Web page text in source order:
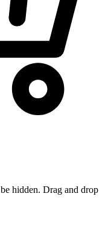
hidden. Drag and drop